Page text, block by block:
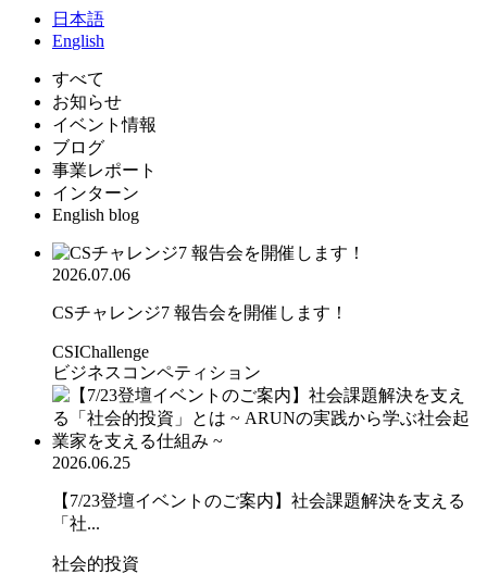
日 本語
English
すべて
お知らせ
イベント情報
ブログ
事業レポート
インターン
English blog
2026.07.06
CSチャレンジ7 報告会を開催します！
CSIChallenge
ビジネスコンペティション
2026.06.25
【7/23登壇イベントのご案内】社会課題解決を支える
「社...
社会的投資